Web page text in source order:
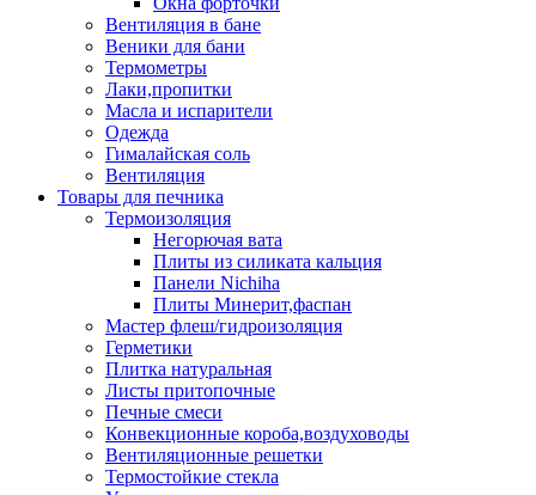
Вентиляция в бане
Веники для бани
Термометры
Лаки,пропитки
Масла и испарители
Одежда
Гималайская соль
Вентиляция
Товары для печника
Термоизоляция
Негорючая вата
Плиты из силиката кальция
Панели Nichiha
Плиты Минерит,фаспан
Мастер флеш/гидроизоляция
Герметики
Плитка натуральная
Листы притопочные
Печные смеси
Конвекционные короба,воздуховоды
Вентиляционные решетки
Термостойкие стекла